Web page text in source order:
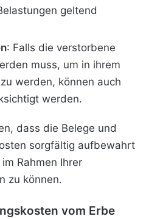
geltend
: Falls die verstorbene
muss, um in ihrem
werden, können auch
werden.
dass die Belege und
sorgfältig aufbewahrt
Rahmen Ihrer
zu können.
vom Erbe